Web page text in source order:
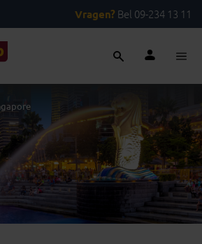
Vragen? Bel 09-234 13 11